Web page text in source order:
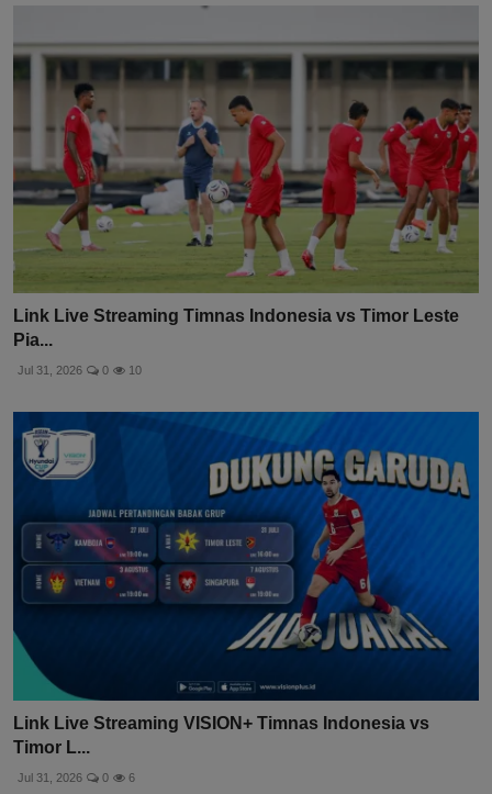
Link Live Streaming Timnas Indonesia vs Timor Leste
Pia...
Jul 31, 2026 0 10
Link Live Streaming VISION+ Timnas Indonesia vs
Timor L...
Jul 31, 2026 0 6